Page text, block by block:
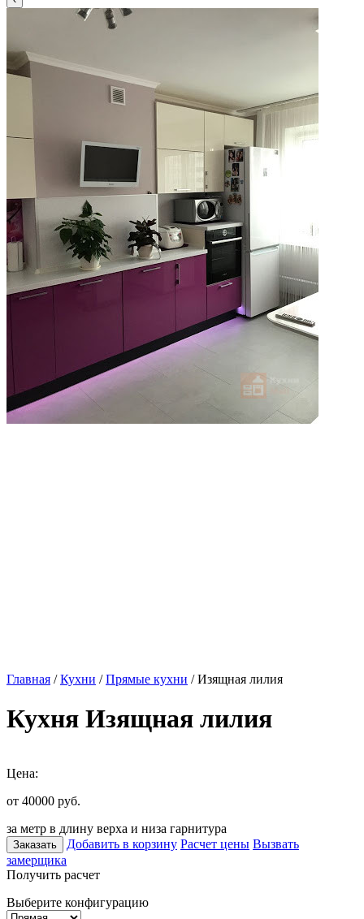
Главная /Кухни /Прямые кухни / Изящная лилия
Кухня Изящная лилия
Цена:
от 40000 руб.
за метр в длину верха и низа гарнитура
Заказать Добавить в корзину Расчет цены Вызвать
замерщика
Получить расчет
Выберите конфигурацию